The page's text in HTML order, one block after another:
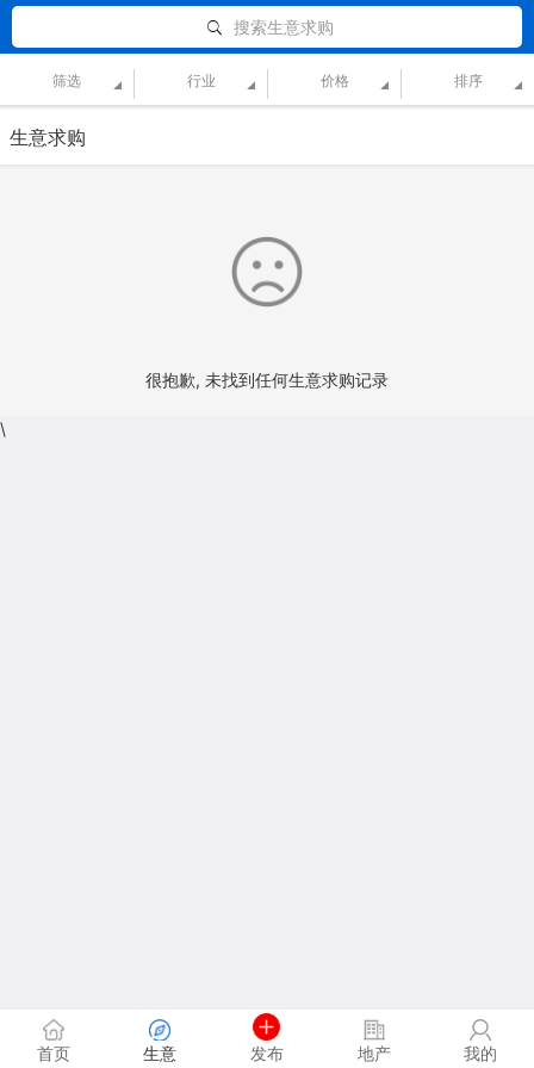
搜索生意求购
筛选 行业 价格 排序
生意求购
很抱歉, 未找到任何生意求购记录
首页 生意 发布 地产 我的
\